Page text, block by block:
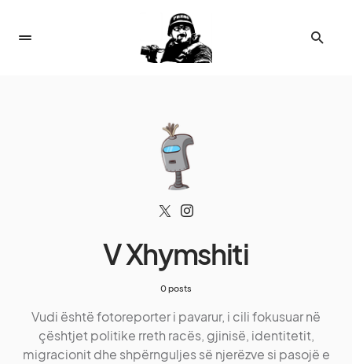
V Xhymshiti
0 posts
Vudi është fotoreporter i pavarur, i cili fokusuar në
çështjet politike rreth racës, gjinisë, identitetit,
migracionit dhe shpërnguljes së njerëzve si pasojë e